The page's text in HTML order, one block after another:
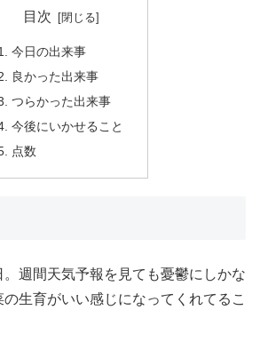
目次
今日の出来事
良かった出来事
つらかった出来事
今後にいかせること
点数
週間天気予報を見ても憂鬱にしかな
生育がいい感じになってくれてるこ